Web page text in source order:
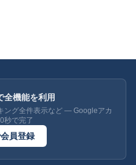
全機能を利用
ング全件表示など — Googleアカ
秒で完了
員登録